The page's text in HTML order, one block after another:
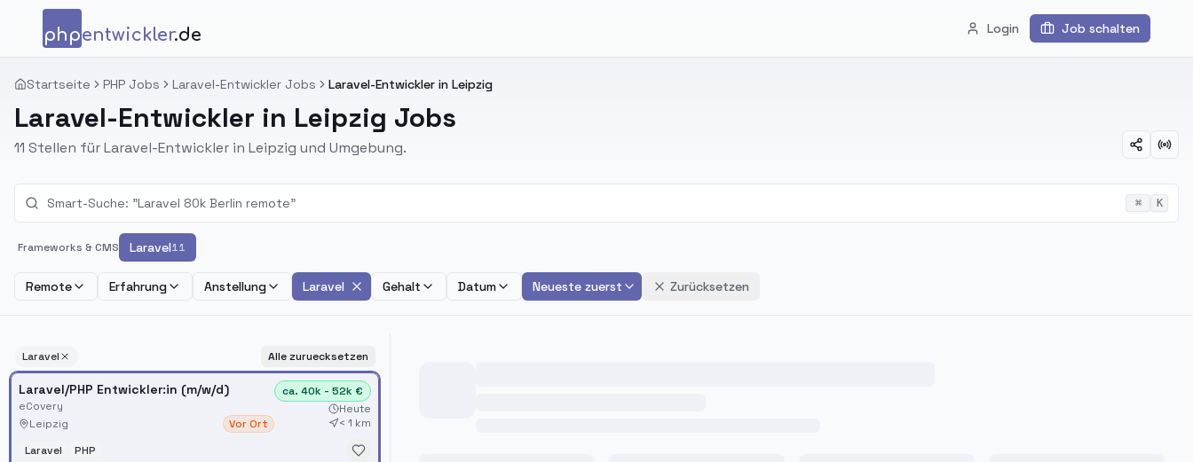
Zum Inhalt springen
phpentwickler.de Login Job schalten
Startseite PHP Jobs Laravel-Entwickler Jobs Laravel-Entwickler in Leipzig
Laravel-Entwickler in Leipzig Jobs
11 Stellen für Laravel-Entwickler in Leipzig und Umgebung.
⌘ K
Frameworks & CMS Laravel11
Remote Erfahrung Anstellung Laravel Gehalt Datum Neueste zuerst Zurücksetzen
Laravel Alle zuruecksetzen
Laravel/PHP Entwickler:in (m/w/d)
eCovery
Leipzig
Vor Ort
ca. 40k - 52k €
Heute
< 1 km
Laravel
PHP